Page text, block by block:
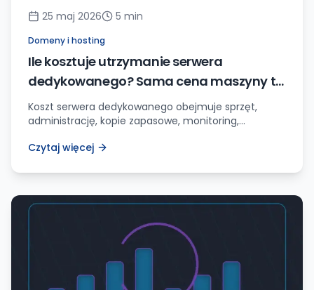
25 maj 2026 5 min
Domeny i hosting
Ile kosztuje utrzymanie serwera
dedykowanego? Sama cena maszyny to
dopiero początek
Koszt serwera dedykowanego obejmuje sprzęt,
administrację, kopie zapasowe, monitoring,
awarie.
Czytaj więcej